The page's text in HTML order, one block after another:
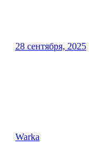
28 сентября, 2025
Warka